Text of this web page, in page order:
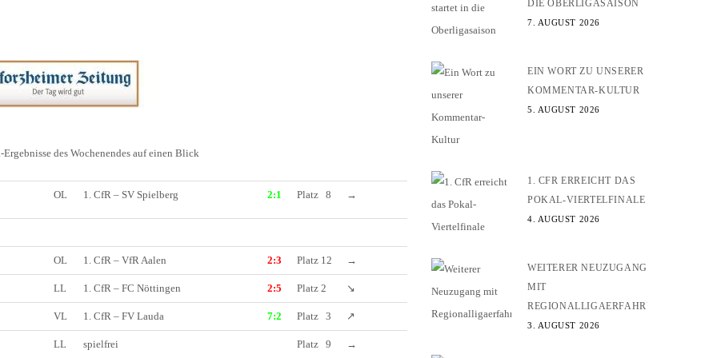
des Wochenendes auf einen Blick
OL 1. CfR – SV Spielberg 2:1 Platz 8 →
OL 1. CfR – VfR Aalen 2:3 Platz 12 →
LL 1. CfR – FC Nöttingen 2:5 Platz 2 ↘
VL 1. CfR – FV Lauda 7:2 Platz 3 ↗
LL spielfrei Platz 9 →
DIE OBERLIGASAISON
7. AUGUST 2026
EIN WORT ZU UNSERER
KOMMENTAR-KULTUR
5. AUGUST 2026
1. CFR ERREICHT DAS
POKAL-VIERTELFINALE
4. AUGUST 2026
WEITERER NEUZUGANG
MIT
REGIONALLIGAERFAHRUNG
3. AUGUST 2026